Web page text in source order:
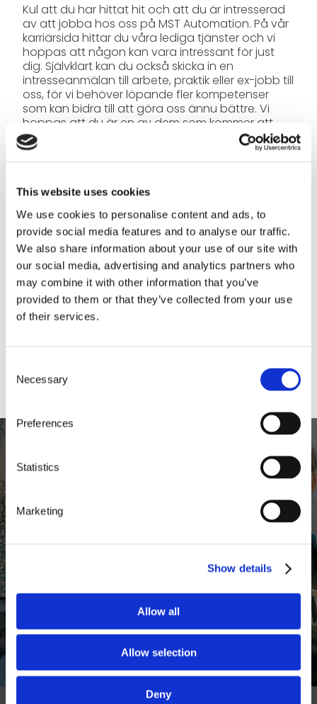
This website uses cookies
We use cookies to personalise content and ads, to
provide social media features and to analyse our traffic.
We also share information about your use of our site with
our social media, advertising and analytics partners who
may combine it with other information that you’ve
provided to them or that they’ve collected from your use
of their services.
Selection
Necessary
Preferences
Statistics
Marketing
Show details
Allow all
Allow selection
Deny
Kul att du har hittat hit och att du är intresserad
av att jobba hos oss på MST Automation. På vår
karriärsida hittar du våra lediga tjänster och vi
hoppas att någon kan vara intressant för just
dig. Självklart kan du också skicka in en
intresseanmälan till arbete, praktik eller ex-jobb till
oss, för vi behöver löpande fler kompetenser
som kan bidra till att göra oss ännu bättre. Vi
hoppas att du är en av dem som kommer att
vara med på vår fortsatta resa!
SKICKA IN DIN SPONTANANSÖKAN
Även om vi inte har en ledig tjänst just nu, är
vi alltid intresserade av att få kontakt med
potentiella medarbetare som vill vara en del
av vårt team och bidra till våra
gemensamma mål.
Skicka gärna in en spontanansökan och
berätta vem du är, vad du kan och varför du
vill jobba hos oss, så hör vi av oss när en
Hur är det att jobba
Automation?
Läs mer